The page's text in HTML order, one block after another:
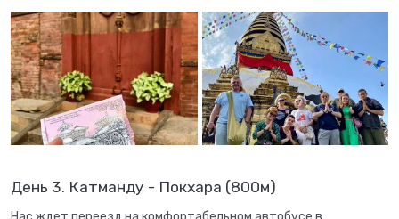
День 3. Катманду - Покхара (800м)